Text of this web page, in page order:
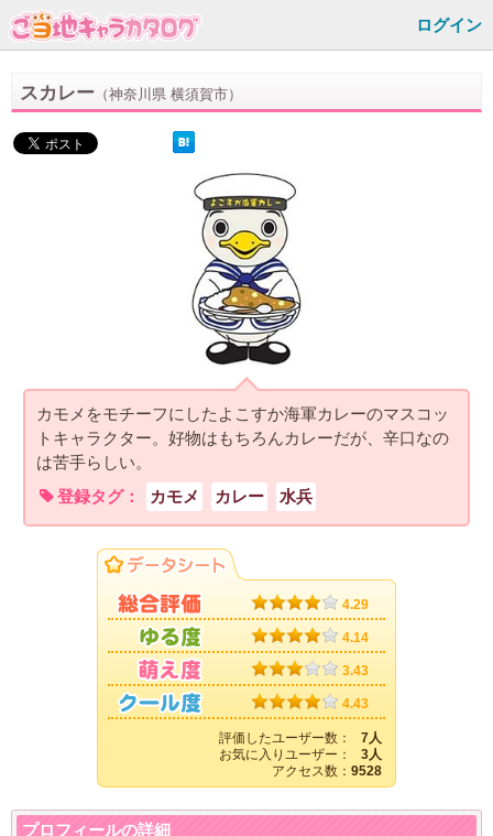
ログイン
スカレー （神奈川県 横須賀市）
カモメをモチーフにしたよこすか海軍カレーのマスコッ
トキャラクター。好物はもちろんカレーだが、辛口なの
は苦手らしい。
登録タグ：
カモメ カレー 水兵
4.29
4.14
3.43
4.43
評価したユーザー数：
7人
お気に入りユーザー：
3人
アクセス数： 9528
プロフィールの詳細